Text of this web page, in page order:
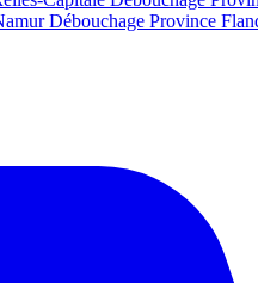
Débouchage Province